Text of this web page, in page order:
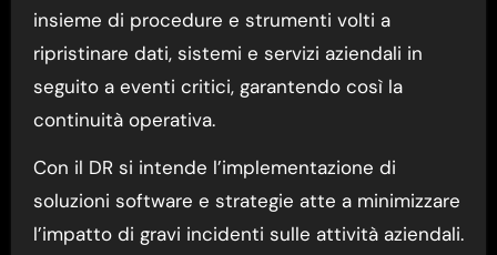
insieme di procedure e strumenti volti a
ripristinare dati, sistemi e servizi aziendali in
seguito a eventi critici, garantendo così la
continuità operativa.
Con il DR si intende l’implementazione di
soluzioni software e strategie atte a minimizzare
l’impatto di gravi incidenti sulle attività aziendali.